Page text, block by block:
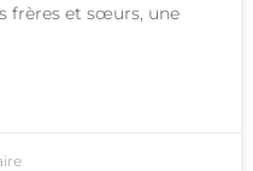
frères et sœurs, une